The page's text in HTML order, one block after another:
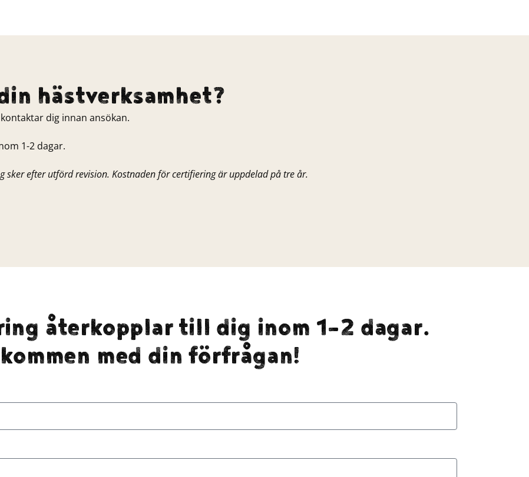
hästverksamhet?
dig innan ansökan.
1-2 dagar.
sker efter utförd revision. Kostnaden för certifiering är uppdelad på tre år.
återkopplar till dig inom 1-2 dagar.
med din förfrågan!